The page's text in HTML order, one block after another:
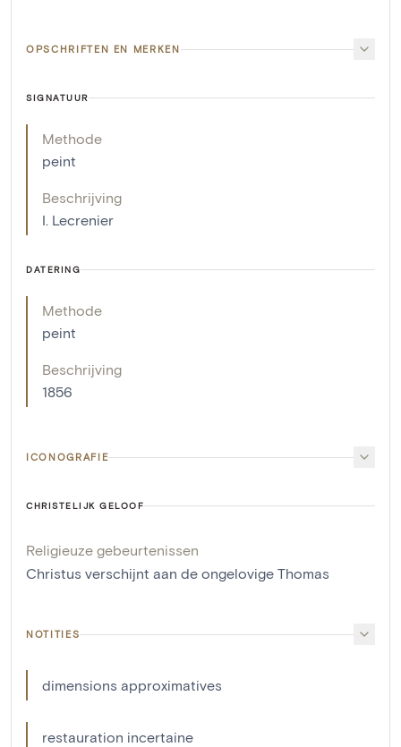
OPSCHRIFTEN EN MERKEN
SIGNATUUR
Methode
peint
Beschrijving
I. Lecrenier
DATERING
Methode
peint
Beschrijving
1856
ICONOGRAFIE
CHRISTELIJK GELOOF
Religieuze gebeurtenissen
Christus verschijnt aan de ongelovige Thomas
NOTITIES
dimensions approximatives
restauration incertaine